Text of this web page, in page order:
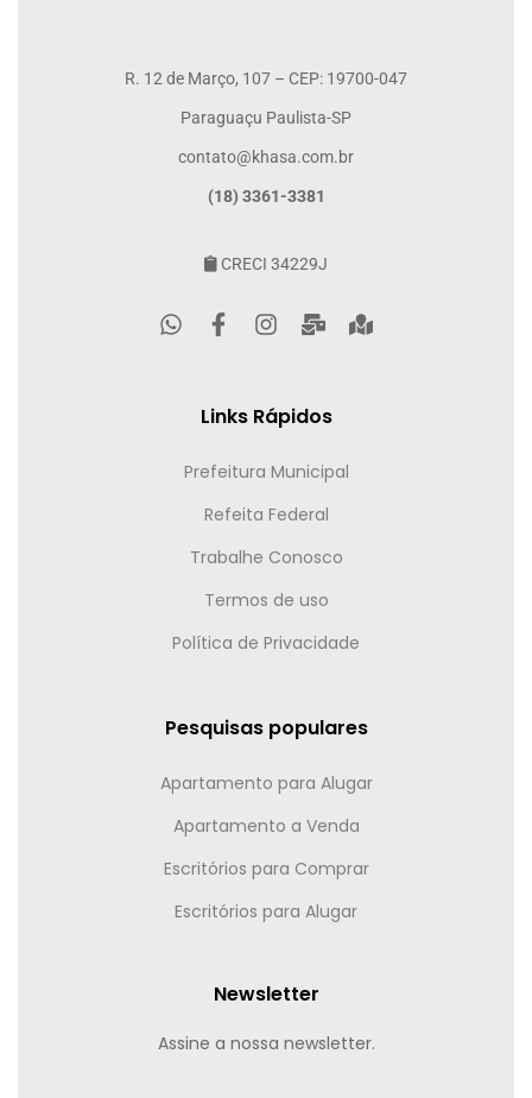
R. 12 de Março, 107 – CEP: 19700-047
Paraguaçu Paulista-SP
contato@khasa.com.br
(18) 3361-3381
CRECI 34229J
Links Rápidos
Prefeitura Municipal
Refeita Federal
Trabalhe Conosco
Termos de uso
Política de Privacidade
Pesquisas populares
Apartamento para Alugar
Apartamento a Venda
Escritórios para Comprar
Escritórios para Alugar
Newsletter
Assine a nossa newsletter.